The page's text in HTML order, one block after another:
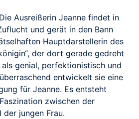
Ausreißerin Jeanne findet in
und gerät in den Bann
Hauptdarstellerin des
der dort gerade gedreht
genial, perfektionistisch und
entwickelt sie eine
für Jeanne. Es entsteht
zwischen der
der jungen Frau.